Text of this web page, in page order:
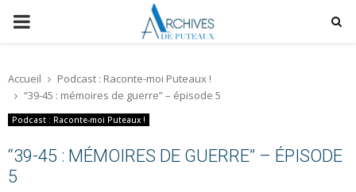
P
I
M
Accueil
Podcast : Raconte-moi Puteaux !
“39-45 : mémoires de guerre” – épisode 5
Podcast : Raconte-moi Puteaux !
“39-45 : MÉMOIRES DE GUERRE” – ÉPISODE
5